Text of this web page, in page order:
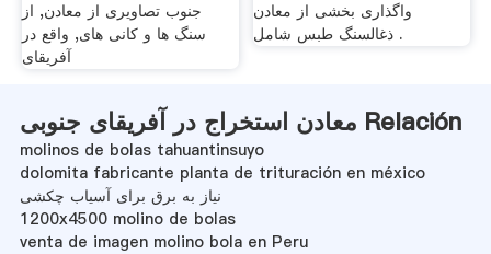
جنوب تصاویری از معادن, از
سنگ ها و کانی های, واقع در
آفریقای
واگذاری بخشی از معادن
ذغالسنگ طبس شامل .
معادن استخراج در آفریقای جنوبی Relación
molinos de bolas tahuantinsuyo
dolomita fabricante planta de trituración en méxico
نیاز به برق برای آسیاب چکشی
1200x4500 molino de bolas
venta de imagen molino bola en Peru